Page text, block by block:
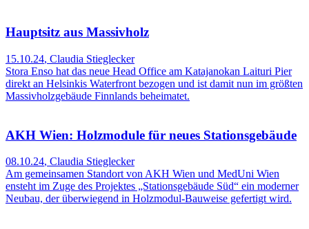
Hauptsitz aus Massivholz
15.10.24, Claudia Stieglecker
Stora Enso hat das neue Head Office am Katajanokan Laituri Pier
direkt an Helsinkis Waterfront bezogen und ist damit nun im größten
Massivholzgebäude Finnlands beheimatet.
AKH Wien: Holzmodule für neues Stationsgebäude
08.10.24, Claudia Stieglecker
Am gemeinsamen Standort von AKH Wien und MedUni Wien
ensteht im Zuge des Projektes „Stationsgebäude Süd“ ein moderner
Neubau, der überwiegend in Holzmodul-Bauweise gefertigt wird.